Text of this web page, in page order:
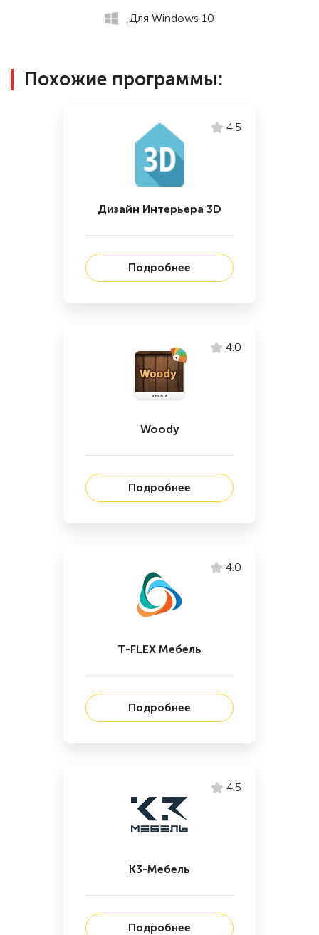
Для Windows 10
Похожие программы:
4.5
Дизайн Интерьера 3D
Подробнее
4.0
Woody
Подробнее
4.0
T-FLEX Мебель
Подробнее
4.5
К3-Мебель
Подробнее